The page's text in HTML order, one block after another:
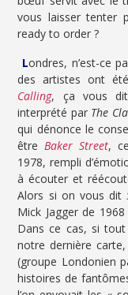
vous laisser tenter
ready to order ?
Londres, n’est-ce
des artistes ont
Calling, ça vous dit
interprété par The
qui dénonce le
êtreBaker Street,
1978, rempli
à écouter et
Alors si on vous dit
Mick Jagger de
Dans ce cas, si
notre dernière
(groupe Londonien
histoires de